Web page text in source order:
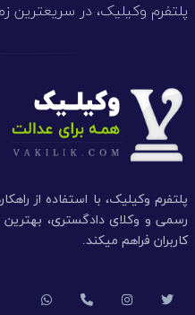
پلتفرم وکیلیک، در سریعترین
پلتفرم وکیلیک، با استفاده از
رسمی و وکلای دادگستری، بهترین
کاربران فراهم میکند.